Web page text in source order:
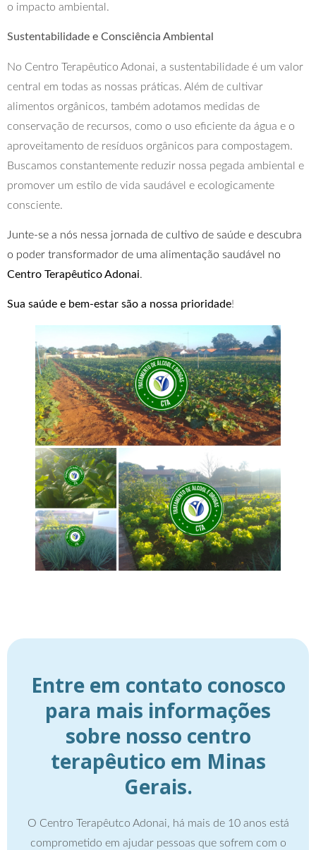
o impacto ambiental.
Sustentabilidade e Consciência Ambiental
No Centro Terapêutico Adonai, a sustentabilidade é um valor
central em todas as nossas práticas. Além de cultivar
alimentos orgânicos, também adotamos medidas de
conservação de recursos, como o uso eficiente da água e o
aproveitamento de resíduos orgânicos para compostagem.
Buscamos constantemente reduzir nossa pegada ambiental e
promover um estilo de vida saudável e ecologicamente
consciente.
Junte-se a nós nessa jornada de cultivo de saúde e descubra
o poder transformador de uma alimentação saudável no
Centro Terapêutico Adonai.
Sua saúde e bem-estar são a nossa prioridade!
Entre em contato conosco
para mais informações
sobre nosso centro
terapêutico em Minas
Gerais.
O Centro Terapêutco Adonai, há mais de 10 anos está
comprometido em ajudar pessoas que sofrem com o